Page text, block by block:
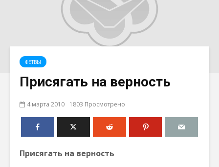
ФЕТВЫ
Присягать на верность
4 марта 2010 1803 Просмотрено
Присягать на верность